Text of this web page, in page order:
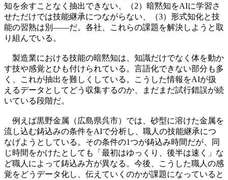
知を余すことなく抽出できない、（2）暗黙知をAIに学習さ
せただけでは技能継承につながらない、（3）形式知化と技
能の習熟は別――だ。各社、これらの課題を解決しようと取
り組んでいる。
製造業における技能の暗黙知は、知識だけでなく体を動か
す技や感覚とひも付けられている。言語化できない部分も多
く、これが抽出を難しくしている。こうした情報をAIが扱
えるデータとしてどう収集するのか、まだまだ試行錯誤が続
いている段階だ。
例えば黒野金属（広島県呉市）では、砂型に溶けた金属を
流し込む鋳込みの条件をAIで分析し、職人の技能継承につ
なげようとしている。その条件の1つが鋳込み時間だが、同
じ時間をかけたとしても「最初はゆっくり、後半は速く」な
ど職人によって鋳込み方が異なる。今後、こうした職人の感
覚をどうデータ化し、伝えていくのかが課題になっていると